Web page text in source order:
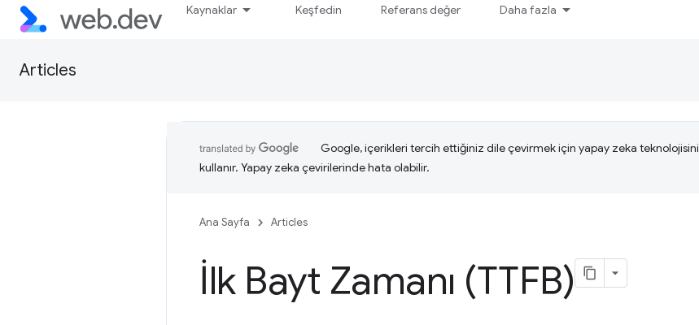
Kaynaklar Keşfedin Referans değer Daha fazla
Articles
Google, içerikleri tercih ettiğiniz dile çevirmek için yapay zeka teknolojisini
kullanır. Yapay zeka çevirilerinde hata olabilir.
Ana Sayfa Articles
İlk Bayt Zamanı (TTFB)